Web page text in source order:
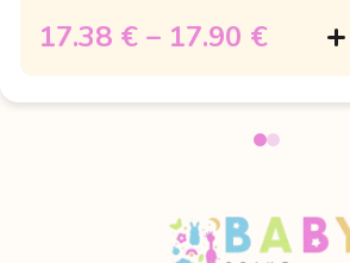
17.38 € – 17.90 €